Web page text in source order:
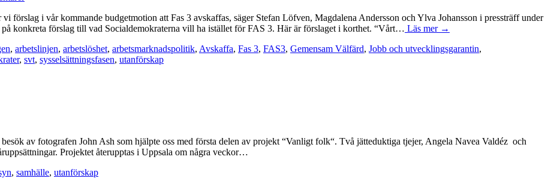
förslag i vår kommande budgetmotion att Fas 3 avskaffas, säger Stefan Löfven, Magdalena Andersson och Ylva Johansson i pressträff under
konkreta förslag till vad Socialdemokraterna vill ha istället för FAS 3. Här är förslaget i korthet. “Vårt… Läs mer →
, arbetslinjen, arbetslöshet, arbetsmarknadspolitik, Avskaffa, Fas 3, FAS3, Gemensam Välfärd, Jobb och utvecklingsgarantin,
, svt, sysselsättningsfasen, utanförskap
av fotografen John Ash som hjälpte oss med första delen av projekt “Vanligt folk“. Två jätteduktiga tjejer, Angela Navea Valdéz och
Projektet återupptas i Uppsala om några veckor…
, samhälle, utanförskap